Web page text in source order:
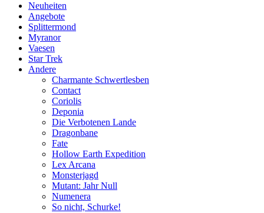
Neuheiten
Angebote
Splittermond
Myranor
Vaesen
Star Trek
Andere
Charmante Schwertlesben
Contact
Coriolis
Deponia
Die Verbotenen Lande
Dragonbane
Fate
Hollow Earth Expedition
Lex Arcana
Monsterjagd
Mutant: Jahr Null
Numenera
So nicht, Schurke!